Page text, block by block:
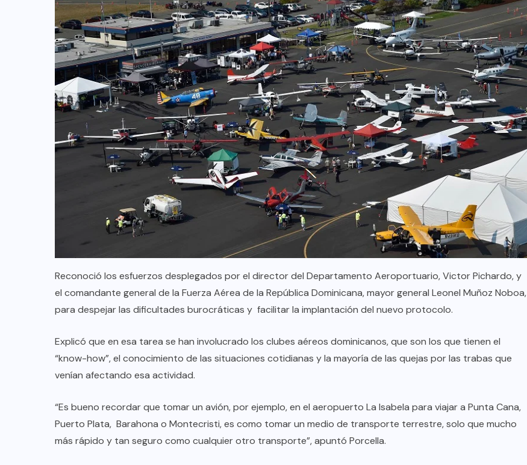
Reconoció los esfuerzos desplegados por el director del Departamento Aeroportuario, Victor Pichardo, y
el comandante general de la Fuerza Aérea de la República Dominicana, mayor general Leonel Muñoz Noboa,
para despejar las dificultades burocráticas y facilitar la implantación del nuevo protocolo.
Explicó que en esa tarea se han involucrado los clubes aéreos dominicanos, que son los que tienen el
“know-how”, el conocimiento de las situaciones cotidianas y la mayoría de las quejas por las trabas que
venían afectando esa actividad.
“Es bueno recordar que tomar un avión, por ejemplo, en el aeropuerto La Isabela para viajar a Punta Cana,
Puerto Plata, Barahona o Montecristi, es como tomar un medio de transporte terrestre, solo que mucho
más rápido y tan seguro como cualquier otro transporte”, apuntó Porcella.